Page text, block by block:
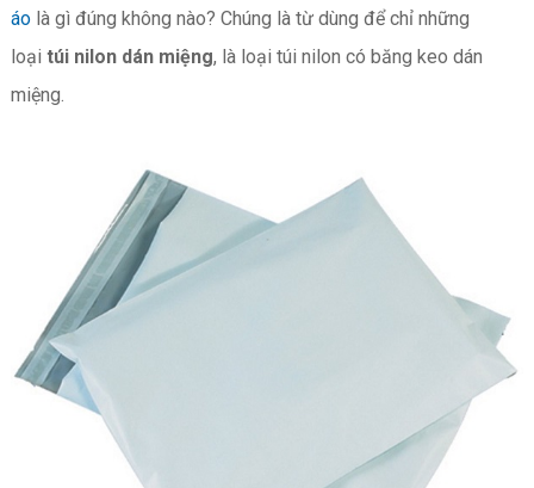
áolà gì đúng không nào? Chúng là từ dùng để chỉ những
loại túi nilon dán miệng, là loại túi nilon có băng keo dán
miệng.